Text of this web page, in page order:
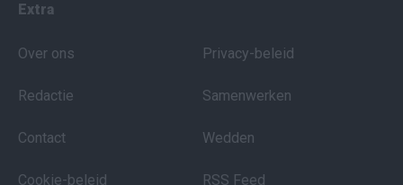
Extra
Over ons
Redactie
Contact
Cookie-beleid
Privacy-beleid
Samenwerken
Wedden
RSS Feed